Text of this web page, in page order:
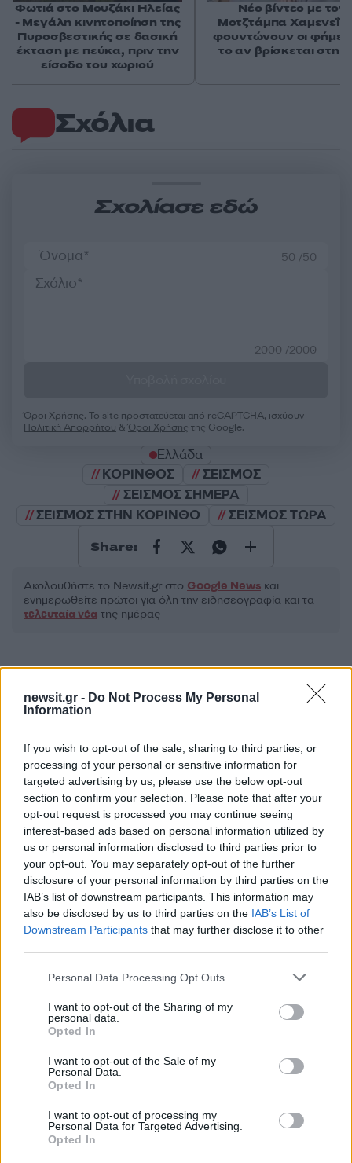
newsit.gr - Do Not Process My Personal
Information
If you wish to opt-out of the sale, sharing to third parties, or
processing of your personal or sensitive information for
targeted advertising by us, please use the below opt-out
section to confirm your selection. Please note that after your
opt-out request is processed you may continue seeing
interest-based ads based on personal information utilized by
us or personal information disclosed to third parties prior to
your opt-out. You may separately opt-out of the further
disclosure of your personal information by third parties on the
IAB’s list of downstream participants. This information may
also be disclosed by us to third parties on the IAB’s List of
Downstream Participants that may further disclose it to other
Please note that this website/app uses one or more Google
not limited to your visit or usage behaviour. You may click to
grant or deny consent to Google and its third-party tags to
use your data for below specified purposes in below Google
consent section.
Personal Data Processing Opt Outs
I want to opt-out of the Sharing of my
personal data.
Opted In
I want to opt-out of the Sale of my
Personal Data.
Opted In
I want to opt-out of processing my
Personal Data for Targeted Advertising.
Opted In
Σχόλια
Σχολίασε εδώ
50 /50
2000 /2000
Όροι Χρήσης. Το site προστατεύεται από reCAPTCHA, ισχύουν
Πολιτική Απορρήτου &Όροι Χρήσης της Google.
Ελλάδα
ΚΟΡΙΝΘΟΣ
ΣΕΙΣΜΟΣ
ΣΕΙΣΜΟΣ ΣΗΜΕΡΑ
ΣΕΙΣΜΟΣ ΣΤΗΝ ΚΟΡΙΝΘΟ
ΣΕΙΣΜΟΣ ΤΩΡΑ
Share:
Ακολουθήστε το Νewsit.gr στο Google News και
ενημερωθείτε πρώτοι για όλη την ειδησεογραφία και τα
τελευταία νέα της ημέρας
Φωτιά στο Μουζάκι Ηλείας
- Μεγάλη κινητοποίηση της
Πυροσβεστικής σε δασική
έκταση με πεύκα, πριν την
είσοδο του χωριού
Νέο βίντεο με τον
Μοτζτάμπα Χαμενεΐ
φουντώνουν οι φήμες
το αν βρίσκεται στη
Πιο δημοφιλή
1 Ελίζαμπεθ Ελέτσι και Νεκτάριος Λεμονίδης
πήγαν στον Άγιο Νεκτάριο Βούλας για να
πάρουν την ευχή για τον γιο τους
2Ηφαίστειο Σαντορίνης: Ένας 15χρονος που
δεν πρόλαβε να ξεφύγει από το τσουνάμι
μπορεί να αλλάξει τη χρονολογία της
προϊστορικής έκρηξης
3Παρκαδόρος στο Ελαφονήσι συνελήφθη
για έβδομη φορά - Τον «τσάκωσαν»
αστυνομικοί που προσποιήθηκαν τους
τουρίστες
4Στην Κρήτη ο Κυριάκος Μητσοτάκης,
συνεχίζει τις ολιγοήμερες διακοπές του –
«Φιάσκο» στη Μαδέιρα με το γάμο του
Κριστιάνο Ρονάλντο: Χιλιάδες άνθρωποι
πήγαν σε λάθος εκκλησία και προκάλεσαν
το γέλιο στον Πορτογάλο
Πιο σχολιασμένα
Μετέτρεψαν το Σαρακήνικο της Μήλου
σε ελικοδρόμιο – «Πάρκαραν» το
ελικόπτερο τους για να κάνουν μπάνιο